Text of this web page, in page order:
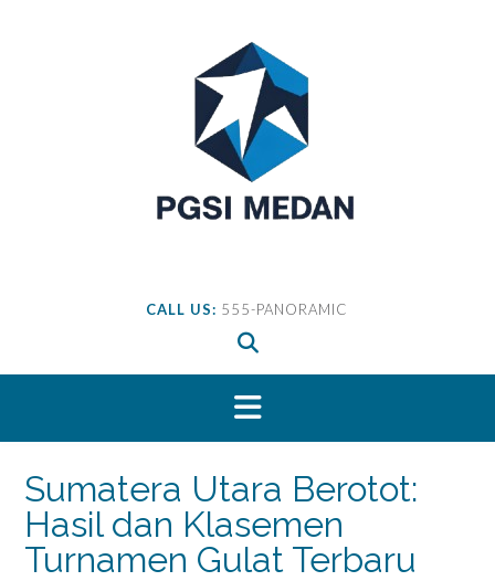
CALL US: 555-PANORAMIC
Sumatera Utara Berotot:
Hasil dan Klasemen
Turnamen Gulat Terbaru